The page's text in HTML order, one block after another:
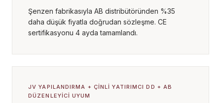
Şenzen fabrikasıyla AB distribütöründen %35
daha düşük fiyatla doğrudan sözleşme. CE
sertifikasyonu 4 ayda tamamlandı.
JV YAPILANDIRMA + ÇINLI YATIRIMCI DD + AB
DÜZENLEYICI UYUM